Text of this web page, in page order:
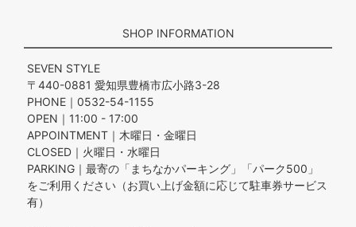
SHOP INFORMATION
SEVEN STYLE
〒440-0881 愛知県豊橋市広小路3-28
PHONE｜0532-54-1155
OPEN｜11:00 - 17:00
APPOINTMENT｜木曜日・金曜日
CLOSED｜火曜日・水曜日
PARKING｜最寄の「まちなかパーキング」「パーク500」
をご利用ください（お買い上げ金額に応じて駐車券サービス
有）